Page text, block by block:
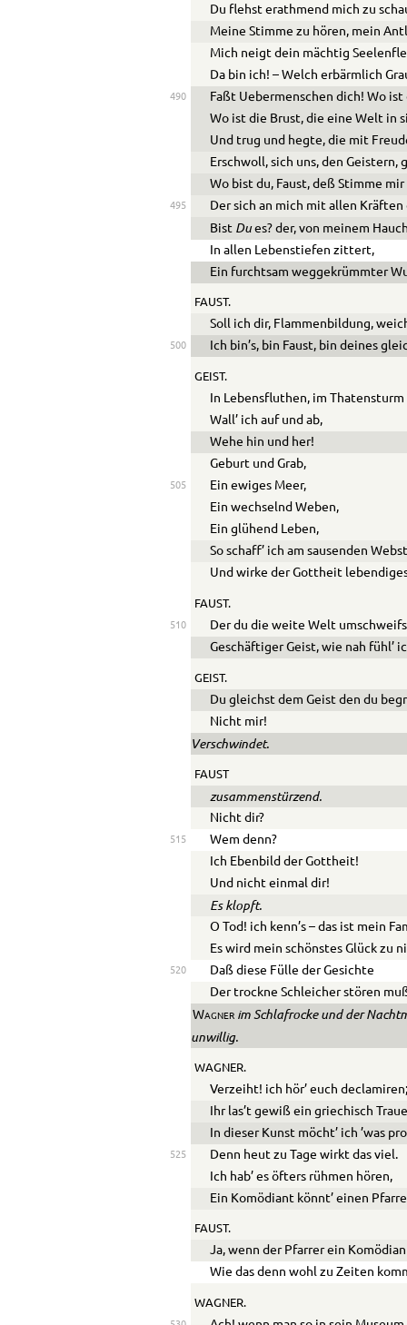
Du flehst erathmend mich zu
Meine Stimme zu hören, mein
Mich neigt dein mächtig
Da bin ich! – Welch erbärmlich
490
Faßt Uebermenschen dich! Wo ist
Wo ist die Brust, die eine Welt in
Und trug und hegte, die mit
Erschwoll, sich uns, den Geistern,
Wo bist du, Faust, deß Stimme
495
Der sich an mich mit allen Kräften
Bist Dues? der, von meinem
In allen Lebenstiefen zittert,
Ein furchtsam weggekrümmter
FAUST.
Soll ich dir, Flammenbildung,
500 Ich bin’s, bin Faust, bin deines
GEIST.
In Lebensfluthen, im Thatensturm
Wall’ ich auf und ab,
Wehe hin und her!
Geburt und Grab,
505
Ein ewiges Meer,
Ein wechselnd Weben,
Ein glühend Leben,
So schaff’ ich am sausenden
Und wirke der Gottheit
FAUST.
510
Der du die weite Welt
Geschäftiger Geist, wie nah fühl’
GEIST.
Du gleichst dem Geist den du
Nicht mir!
Verschwindet.
FAUST
zusammenstürzend.
Nicht dir?
515
Wem denn?
Ich Ebenbild der Gottheit!
Und nicht einmal dir!
Es klopft.
O Tod! ich kenn’s – das ist mein
Es wird mein schönstes Glück zu
520
Daß diese Fülle der Gesichte
Der trockne Schleicher stören
Wagnerim Schlafrocke und der
unwillig.
WAGNER.
Verzeiht! ich hör’ euch
Ihr las’t gewiß ein griechisch
In dieser Kunst möcht’ ich ’was
525
Denn heut zu Tage wirkt das viel.
Ich hab’ es öfters rühmen hören,
Ein Komödiant könnt’ einen
FAUST.
Ja, wenn der Pfarrer ein
Wie das denn wohl zu Zeiten
WAGNER.